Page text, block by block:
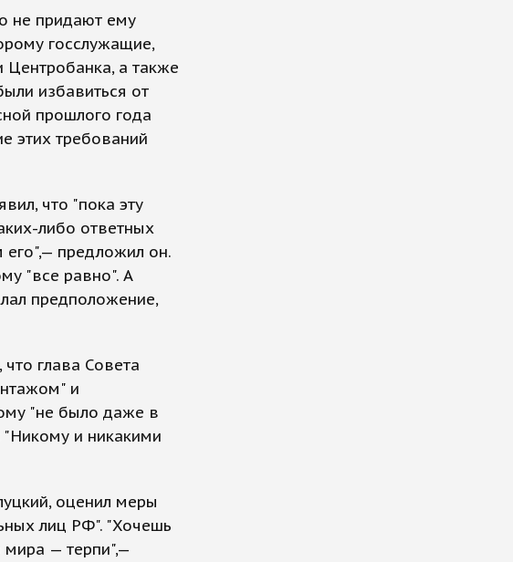
не придают ему
госслужащие,
а также
избавиться от
прошлого года
этих требований
что "пока эту
либо ответных
его",— предложил он.
"все равно". А
предположение,
глава Совета
и
"не было даже в
и никакими
оценил меры
лиц РФ". "Хочешь
мира — терпи",—